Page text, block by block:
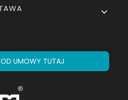
UMOWY TUTAJ